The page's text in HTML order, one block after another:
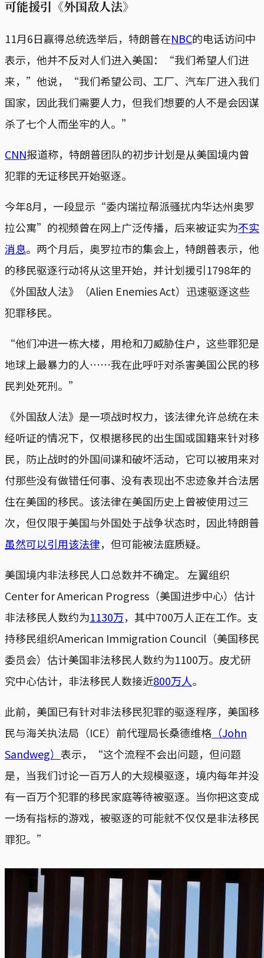
可能援引《外国敌人法》
11月6日赢得总统选举后，特朗普在NBC的电话访问中
表示，他并不反对人们进入美国：“我们希望人们进
来，”他说，“我们希望公司、工厂、汽车厂进入我们
国家，因此我们需要人力，但我们想要的人不是会因谋
杀了七个人而坐牢的人。”
CNN报道称，特朗普团队的初步计划是从美国境内曾
犯罪的无证移民开始驱逐。
今年8月，一段显示“委内瑞拉帮派骚扰内华达州奥罗
拉公寓”的视频曾在网上广泛传播，后来被证实为不实
消息。两个月后，奥罗拉市的集会上，特朗普表示，他
的移民驱逐行动将从这里开始，并计划援引1798年的
《外国敌人法》（Alien Enemies Act）迅速驱逐这些
犯罪移民。
“他们冲进一栋大楼，用枪和刀威胁住户，这些罪犯是
地球上最暴力的人⋯⋯我在此呼吁对杀害美国公民的移
民判处死刑。”
《外国敌人法》是一项战时权力，该法律允许总统在未
经听证的情况下，仅根据移民的出生国或国籍来针对移
民，防止战时的外国间谍和破坏活动，它可以被用来对
付那些没有做错任何事、没有表现出不忠迹象并合法居
住在美国的移民。该法律在美国历史上曾被使用过三
次，但仅限于美国与外国处于战争状态时，因此特朗普
虽然可以引用该法律，但可能被法庭质疑。
美国境内非法移民人口总数并不确定。 左翼组织
Center for American Progress（美国进步中心）估计
非法移民人数约为1130万，其中700万人正在工作。支
持移民组织American Immigration Council（美国移民
委员会）估计美国非法移民人数约为1100万。皮尤研
究中心估计，非法移民人数接近800万人。
此前，美国已有针对非法移民犯罪的驱逐程序，美国移
民与海关执法局（ICE）前代理局长桑德维格 （John
Sandweg） 表示，“这个流程不会出问题，但问题
是，当我们讨论一百万人的大规模驱逐，境内每年并没
有一百万个犯罪的移民家庭等待被驱逐。当你把这变成
一场有指标的游戏，被驱逐的可能就不仅仅是非法移民
罪犯。”